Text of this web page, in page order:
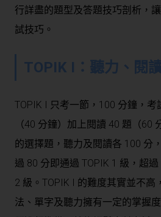
行詳盡的題型及答題技巧剖析，
試技巧。
TOPIK I：聽力、閱讀
TOPIK I 只考一節，100 分鐘，考
（40 分鐘）加上閱讀 40 題（60
的選擇題，聽力及閱讀各 100 分
過 80 分即通過 TOPIK 1 級，超
2 級。TOPIK I 的難度其實並不高
法、單字及聽力擁有一定的掌握